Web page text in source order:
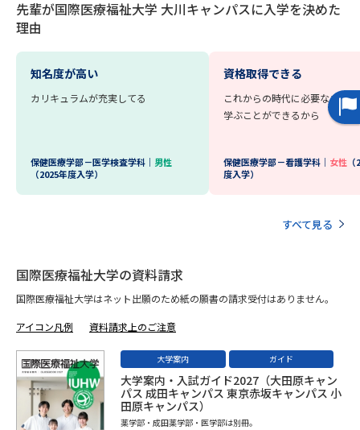
先輩が国際医療福祉大学 大川キャンパスに入学を決めた
理由
知名度が高い
カリキュラムが充実してる
保健医療学部－医学検査学科｜ 男性
（2025年度入学）
資格取得できる
これからの時代に必要なチー
学ぶことができるから
保健医療学部－看護学科｜ 女性
度入学）
すべて見る
国際医療福祉大学の資料請求
国際医療福祉大学はネット出願のため紙の願書の請求受付はありません。
アイコン凡例 資料請求上のご注意
大学案内 ガイド
大学案内・入試ガイド2027（大田原キャン
パス 成田キャンパス 東京赤坂キャンパス 小
田原キャンパス）
薬学部・成田薬学部・医学部は別冊。